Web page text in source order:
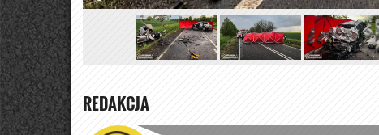
REDAKCJA